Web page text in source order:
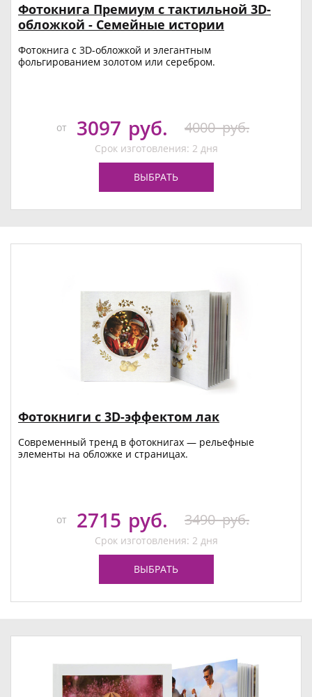
Фотокнига Премиум с тактильной 3D-
обложкой - Семейные истории
Фотокнига с 3D-обложкой и элегантным
фольгированием золотом или серебром.
от 3097 руб. 4000 руб.
Срок изготовления: 2 дня
ВЫБРАТЬ
Фотокниги с 3D-эффектом лак
Современный тренд в фотокнигах — рельефные
элементы на обложке и страницах.
от 2715 руб. 3490 руб.
Срок изготовления: 2 дня
ВЫБРАТЬ